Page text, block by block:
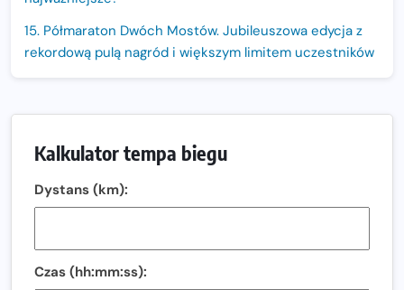
15. Półmaraton Dwóch Mostów. Jubileuszowa edycja z
rekordową pulą nagród i większym limitem uczestników
Oficjalna koszulka LOTTO 25. Poznań Maratonu!
Amazfit Balance 3: Kompleksowe narzędzie dla biegacza
Regeneracja w bieganiu. Co warto o niej wiedzieć?
Ostatnie wolne miejsca na jubileuszowy Bieg
Kalkulator tempa biegu
Dystans (km):
Czas (hh:mm:ss):